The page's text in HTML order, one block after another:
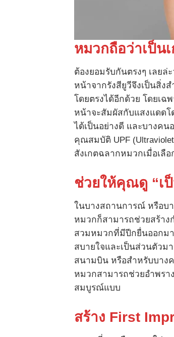
หมวกถือว่าเป็น
ต้องยอมรับกันตรงๆ เลย
หน้าจากรังสียูวีจึงเป็นสิ่
โดยตรงได้อีกด้วย โดยเ
หน้าจะสัมผัสกับแสงแดดโ
ได้เป็นอย่างดี และบางค
คุณสมบัติ UPF
สังเกตฉลากหมวกเมื่อเลือ
ช่วยให้คุณดู “เ
ในบางสถานการณ์ หรือบ
หมวกก็สามารถช่วยสร้าง
สวมหมวกที่มีปีกยื่นออกม
สบายใจและเป็นส่วนตัวม
สนามบิน หรือสำหรับบาง
หมวกสามารถช่วยอำพรา
สมบูรณ์แบบ
สร้าง First